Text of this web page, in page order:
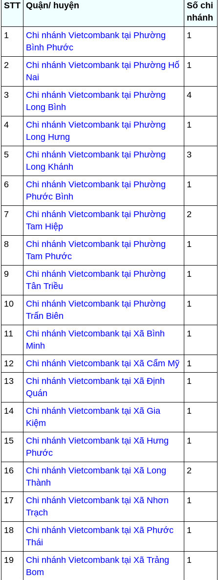
STT Quận/ huyện
Số chi
nhánh
1
Chi nhánh Vietcombank tại Phường
Bình Phước
1
2
Chi nhánh Vietcombank tại Phường Hố
Nai
1
3
Chi nhánh Vietcombank tại Phường
Long Bình
4
4
Chi nhánh Vietcombank tại Phường
Long Hưng
1
5
Chi nhánh Vietcombank tại Phường
Long Khánh
3
6
Chi nhánh Vietcombank tại Phường
Phước Bình
1
7
Chi nhánh Vietcombank tại Phường
Tam Hiệp
2
8
Chi nhánh Vietcombank tại Phường
Tam Phước
1
9
Chi nhánh Vietcombank tại Phường
Tân Triều
1
10
Chi nhánh Vietcombank tại Phường
Trấn Biên
1
11
Chi nhánh Vietcombank tại Xã Bình
Minh
1
12 Chi nhánh Vietcombank tại Xã Cẩm Mỹ
1
13
Chi nhánh Vietcombank tại Xã Định
Quán
1
14
Chi nhánh Vietcombank tại Xã Gia
Kiệm
1
15
Chi nhánh Vietcombank tại Xã Hưng
Phước
1
16
Chi nhánh Vietcombank tại Xã Long
Thành
2
17
Chi nhánh Vietcombank tại Xã Nhơn
Trạch
1
18
Chi nhánh Vietcombank tại Xã Phước
Thái
1
19
Chi nhánh Vietcombank tại Xã Trảng
Bom
1